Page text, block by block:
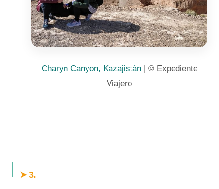
Charyn Canyon, Kazajistán| © Expediente
Viajero
➤ 3.